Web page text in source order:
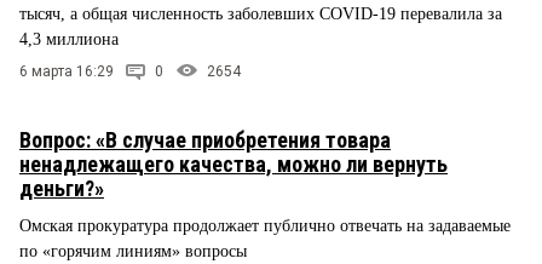
тысяч, а общая численность заболевших COVID-19 перевалила за
4,3 миллиона
6 марта 16:29 0 2654
Вопрос: «В случае приобретения товара
ненадлежащего качества, можно ли вернуть
деньги?»
Омская прокуратура продолжает публично отвечать на задаваемые
по «горячим линиям» вопросы